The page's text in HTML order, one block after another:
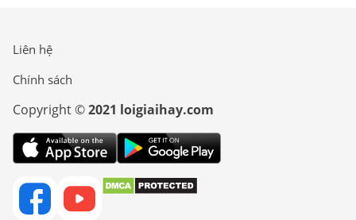
Liên hệ
Chính sách
Copyright ©2021 loigiaihay.com